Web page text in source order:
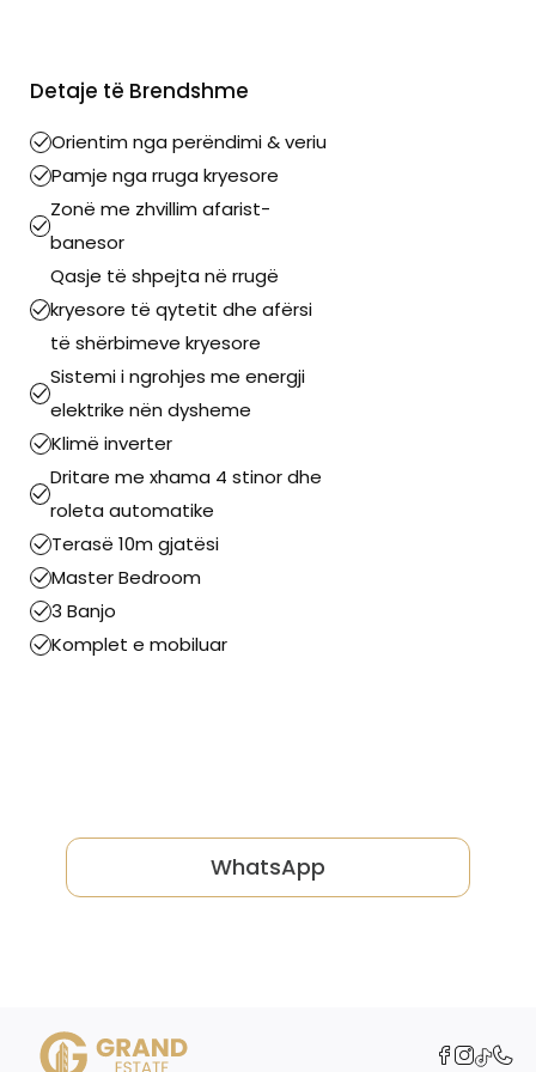
Detaje të Brendshme
Orientim nga perëndimi & veriu
Pamje nga rruga kryesore
Zonë me zhvillim afarist-
banesor
Qasje të shpejta në rrugë
kryesore të qytetit dhe afërsi
të shërbimeve kryesore
Sistemi i ngrohjes me energji
elektrike nën dysheme
Klimë inverter
Dritare me xhama 4 stinor dhe
roleta automatike
Terasë 10m gjatësi
Master Bedroom
3 Banjo
Komplet e mobiluar
WhatsApp